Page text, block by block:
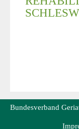
Bundesverband